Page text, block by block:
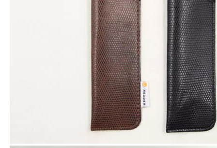
Bolsa suave D93 de las lentes de la lectura de la siesta del ante Pequeña bolsa de restauración de las lentes del microfiber con dos lazos D88